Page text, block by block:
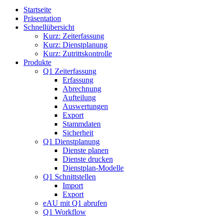
Startseite
Präsentation
Schnellübersicht
Kurz: Zeiterfassung
Kurz: Dienstplanung
Kurz: Zutrittskontrolle
Produkte
Q1 Zeiterfassung
Erfassung
Abrechnung
Aufteilung
Auswertungen
Export
Stammdaten
Sicherheit
Q1 Dienstplanung
Dienste planen
Dienste drucken
Dienstplan-Modelle
Q1 Schnittstellen
Import
Export
eAU mit Q1 abrufen
Q1 Workflow